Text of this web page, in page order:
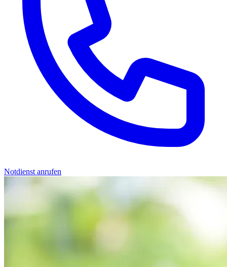
Notdienst anrufen